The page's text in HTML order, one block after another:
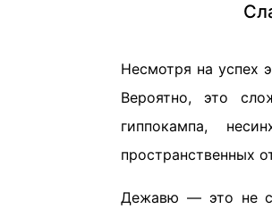
Несмотря на успех
Вероятно, это
гиппокампа,
пространственных
Дежавю — это не